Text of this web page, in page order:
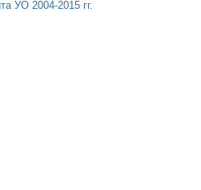
УО 2004-2015 гг.